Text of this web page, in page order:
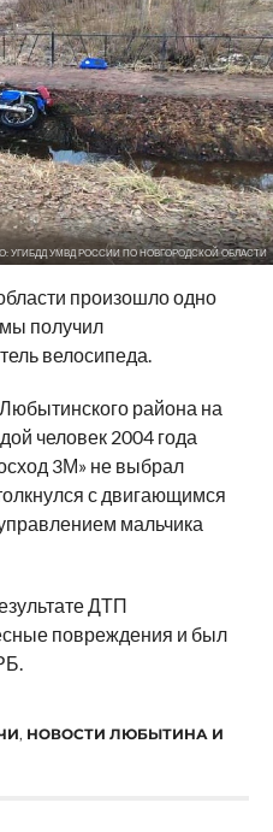
УГИБДД УМВД РОССИИ ПО НОВГОРОДСКОЙ ОБЛАСТИ
произошло одно
получил
велосипеда.
района на
человек 2004 года
3М» не выбрал
с двигающимся
мальчика
ДТП
повреждения и был
, НОВОСТИ ЛЮБЫТИНА И